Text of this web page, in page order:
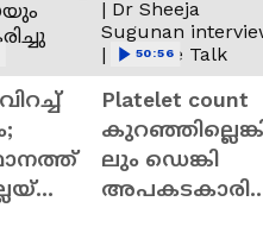
Platelet count
ലും ഡെങ്കി
അപകടകാരി
50:56